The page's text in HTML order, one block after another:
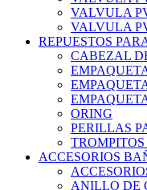
VALVULA
VALVULA
REPUESTOS
CABEZAL
ORING
PERILLAS
ACCESORIOS
ANILLO DE